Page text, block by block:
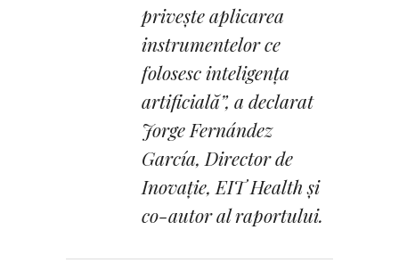
privește aplicarea
instrumentelor ce
folosesc inteligența
artificială”, a declarat
Jorge Fernández
García, Director de
Inovație, EIT Health și
co-autor al raportului.